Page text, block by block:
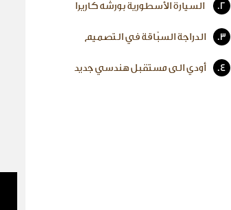
2. السيارة الأسطورية بورشه كاريرا
3. الدراجة السبّاقة في التصميم
4. أودي الى مستقبل هندسي جديد